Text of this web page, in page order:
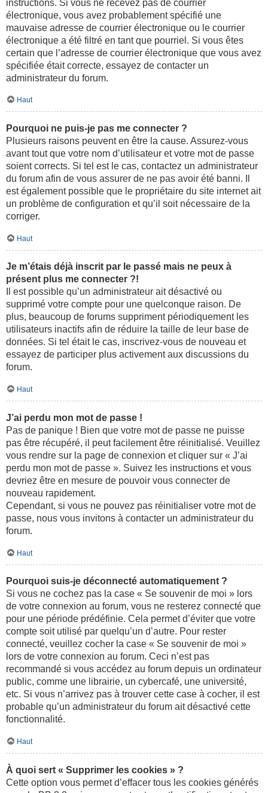
instructions. Si vous ne recevez pas de courrier
électronique, vous avez probablement spécifié une
mauvaise adresse de courrier électronique ou le courrier
électronique a été filtré en tant que pourriel. Si vous êtes
certain que l’adresse de courrier électronique que vous avez
spécifiée était correcte, essayez de contacter un
administrateur du forum.
Haut
Pourquoi ne puis-je pas me connecter ?
Plusieurs raisons peuvent en être la cause. Assurez-vous
avant tout que votre nom d’utilisateur et votre mot de passe
soient corrects. Si tel est le cas, contactez un administrateur
du forum afin de vous assurer de ne pas avoir été banni. Il
est également possible que le propriétaire du site internet ait
un problème de configuration et qu’il soit nécessaire de la
corriger.
Haut
Je m’étais déjà inscrit par le passé mais ne peux à
présent plus me connecter ?!
Il est possible qu’un administrateur ait désactivé ou
supprimé votre compte pour une quelconque raison. De
plus, beaucoup de forums suppriment périodiquement les
utilisateurs inactifs afin de réduire la taille de leur base de
données. Si tel était le cas, inscrivez-vous de nouveau et
essayez de participer plus activement aux discussions du
forum.
Haut
J’ai perdu mon mot de passe !
Pas de panique ! Bien que votre mot de passe ne puisse
pas être récupéré, il peut facilement être réinitialisé. Veuillez
vous rendre sur la page de connexion et cliquer sur « J’ai
perdu mon mot de passe ». Suivez les instructions et vous
devriez être en mesure de pouvoir vous connecter de
nouveau rapidement.
Cependant, si vous ne pouvez pas réinitialiser votre mot de
passe, nous vous invitons à contacter un administrateur du
forum.
Haut
Pourquoi suis-je déconnecté automatiquement ?
Si vous ne cochez pas la case « Se souvenir de moi » lors
de votre connexion au forum, vous ne resterez connecté que
pour une période prédéfinie. Cela permet d’éviter que votre
compte soit utilisé par quelqu’un d’autre. Pour rester
connecté, veuillez cocher la case « Se souvenir de moi »
lors de votre connexion au forum. Ceci n’est pas
recommandé si vous accédez au forum depuis un ordinateur
public, comme une librairie, un cybercafé, une université,
etc. Si vous n’arrivez pas à trouver cette case à cocher, il est
probable qu’un administrateur du forum ait désactivé cette
fonctionnalité.
Haut
À quoi sert « Supprimer les cookies » ?
Cette option vous permet d’effacer tous les cookies générés